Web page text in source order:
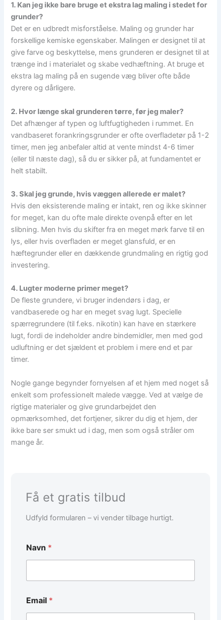
1. Kan jeg ikke bare bruge et ekstra lag maling i stedet for
grunder?
Det er en udbredt misforståelse. Maling og grunder har
forskellige kemiske egenskaber. Malingen er designet til at
give farve og beskyttelse, mens grunderen er designet til at
trænge ind i materialet og skabe vedhæftning. At bruge et
ekstra lag maling på en sugende væg bliver ofte både
dyrere og dårligere.
2. Hvor længe skal grunderen tørre, før jeg maler?
Det afhænger af typen og luftfugtigheden i rummet. En
vandbaseret forankringsgrunder er ofte overfladetør på 1-2
timer, men jeg anbefaler altid at vente mindst 4-6 timer
(eller til næste dag), så du er sikker på, at fundamentet er
helt stabilt.
3. Skal jeg grunde, hvis væggen allerede er malet?
Hvis den eksisterende maling er intakt, ren og ikke skinner
for meget, kan du ofte male direkte ovenpå efter en let
slibning. Men hvis du skifter fra en meget mørk farve til en
lys, eller hvis overfladen er meget glansfuld, er en
hæftegrunder eller en dækkende grundmaling en rigtig god
investering.
4. Lugter moderne primer meget?
De fleste grundere, vi bruger indendørs i dag, er
vandbaserede og har en meget svag lugt. Specielle
spærregrundere (til f.eks. nikotin) kan have en stærkere
lugt, fordi de indeholder andre bindemidler, men med god
udluftning er det sjældent et problem i mere end et par
timer.
Nogle gange begynder fornyelsen af et hjem med noget så
enkelt som professionelt malede vægge. Ved at vælge de
rigtige materialer og give grundarbejdet den
opmærksomhed, det fortjener, sikrer du dig et hjem, der
ikke bare ser smukt ud i dag, men som også stråler om
mange år.
Få et gratis tilbud
Udfyld formularen – vi vender tilbage hurtigt.
Navn *
Email *